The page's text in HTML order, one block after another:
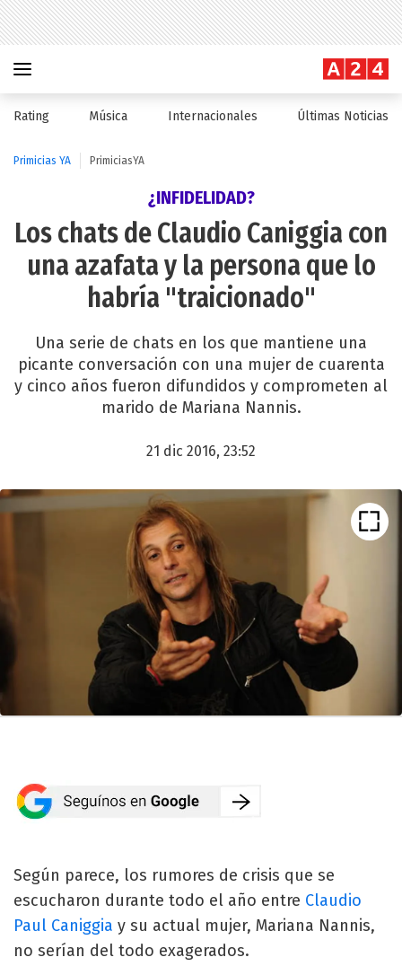
Rating Música Internacionales Últimas Noticias
Primicias YA PrimiciasYA
¿INFIDELIDAD?
Los chats de Claudio Caniggia con
una azafata y la persona que lo
habría "traicionado"
Una serie de chats en los que mantiene una
picante conversación con una mujer de cuarenta
y cinco años fueron difundidos y comprometen al
marido de Mariana Nannis.
21 dic 2016, 23:52
Según parece, los rumores de crisis que se
escucharon durante todo el año entre Claudio
Paul Caniggia y su actual mujer, Mariana Nannis,
no serían del todo exagerados.